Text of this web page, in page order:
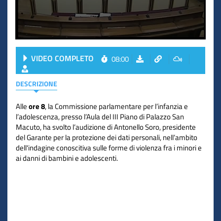
VIDEO COMPLETO 08:00
DESCRIZIONE
Alleore 8, la Commissione parlamentare per l’infanzia e
l’adolescenza, presso l’Aula del III Piano di Palazzo San
Macuto, ha svolto l’audizione di Antonello Soro, presidente
del Garante per la protezione dei dati personali, nell’ambito
dell'indagine conoscitiva sulle forme di violenza fra i minori e
ai danni di bambini e adolescenti.